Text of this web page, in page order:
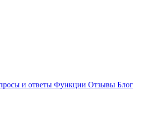
и ответы Функции Отзывы Блог